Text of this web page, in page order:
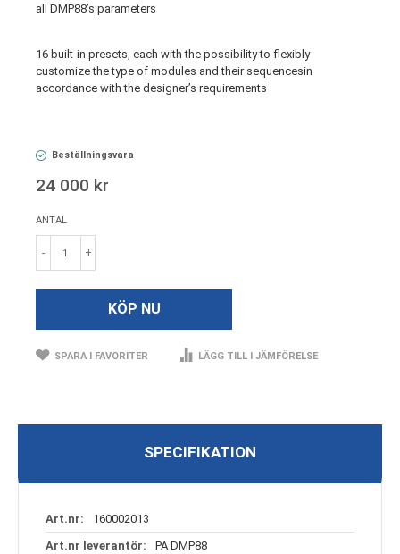
all DMP88’s parameters
16 built-in presets, each with the possibility to flexibly
customize the type of modules and their sequencesin
accordance with the designer’s requirements
Beställningsvara
24 000 kr
ANTAL
- +
KÖP NU
SPARA I FAVORITER LÄGG TILL I JÄMFÖRELSE
SPECIFIKATION
Specifikation160002013
PA DMP88